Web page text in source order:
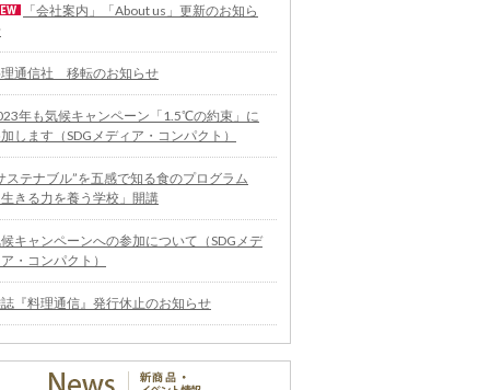
「会社案内」「About us」更新のお知ら
通信社 移転のお知らせ
年も気候キャンペーン「1.5℃の約束」に
します（SDGメディア・コンパクト）
ステナブル”を五感で知る食のプログラム
きる力を養う学校」開講
キャンペーンへの参加について（SDGメデ
・コンパクト）
『料理通信』発行休止のお知らせ